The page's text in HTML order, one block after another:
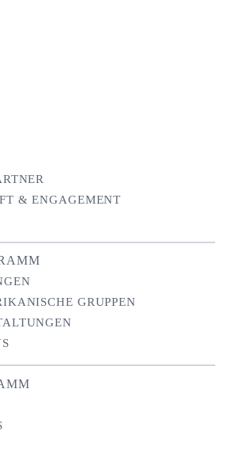
& ENGAGEMENT
GRUPPEN